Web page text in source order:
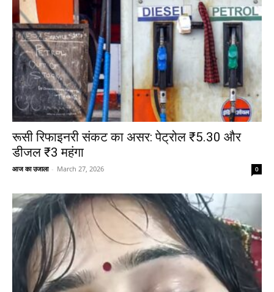
रूसी रिफाइनरी संकट का असर: पेट्रोल ₹5.30 और
डीजल ₹3 महंगा
आज का उजाला - March 27, 2026 0